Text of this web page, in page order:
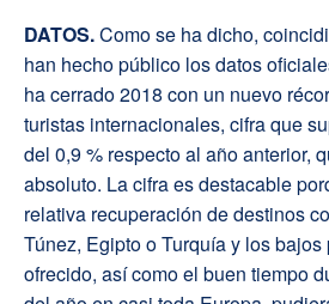
DATOS.Como se ha dicho,
han hecho público los datos
ha cerrado 2018 con un nuevo
turistas internacionales, cifra que
del 0,9 % respecto al año anterior,
absoluto. La cifra es destacable
relativa recuperación de destinos
Túnez, Egipto o Turquía y los
ofrecido, así como el buen tiempo